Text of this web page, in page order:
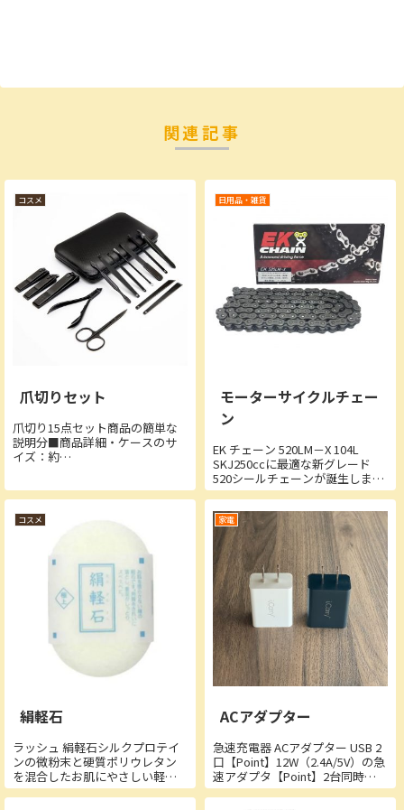
関連記事
コスメ
爪切りセット
爪切り15点セット商品の簡単な
説明分■商品詳細・ケースのサ
イズ：約
内容：爪切りセット（15点）・
セット内容：耳かき、針状の抜
きツイル、ヤスリ(先斜め)、角質
ヤスリ、マルチ...
日用品・雑貨
モーターサイクルチェー
ン
EK チェーン 520LM－X 104L
SKJ250ccに最適な新グレード
520シールチェーンが誕生しまし
た。従来品(520SRX2)に対し、約
は最軽量。さらに、最新のNXリ
ング採用により低フリクション
で長寿...
コスメ
絹軽石
ラッシュ 絹軽石シルクプロテイ
ンの微粉末と硬質ポリウレタン
を混合したお肌にやさしい軽石
です。絹の成分がお肌になじん
家電
ACアダプター
急速充電器 ACアダプター USB 2
口【Point】12W（2.4A/5V）の急
速アダプタ【Point】2台同時充
電可能（同時充電中は充電速度